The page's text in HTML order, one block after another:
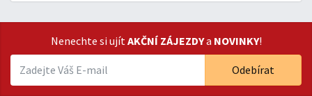
Nenechte si ujít AKČNÍ ZÁJEZDYa NOVINKY!
Odebírat